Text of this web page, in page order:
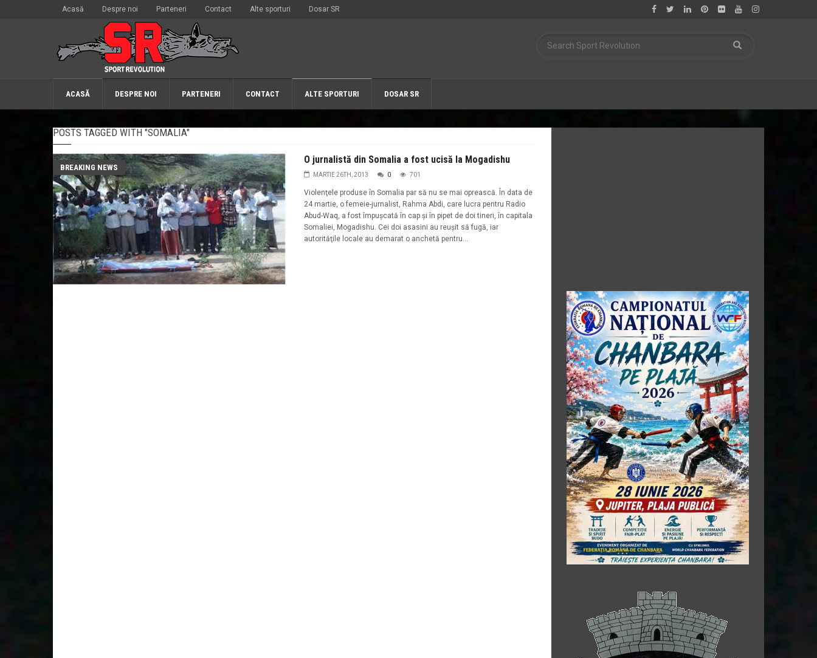
Acasă Despre noi Parteneri Contact Alte sporturi Dosar SR
ACASĂ DESPRE NOI PARTENERI CONTACT ALTE SPORTURI DOSAR SR
POSTS TAGGED WITH "SOMALIA"
BREAKING NEWS
O jurnalistă din Somalia a fost ucisă la Mogadishu
MARTIE 26TH, 2013 0 701
Violenţele produse în Somalia par să nu se mai oprească. În data de
24 martie, o femeie-jurnalist, Rahma Abdi, care lucra pentru Radio
Abud-Waq, a fost împuşcată în cap şi în pipet de doi tineri, în capitala
Somaliei, Mogadishu. Cei doi asasini au reuşit să fugă, iar
autorităţile locale au demarat o anchetă pentru...